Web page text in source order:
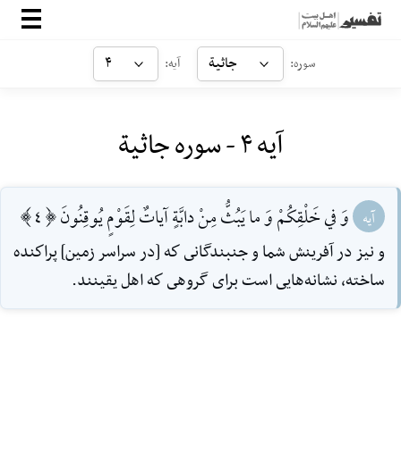
صفحه‌اصلی
ارتباط با ما
سوره: جاثیة آیه: ۴
آیه ۴ - سوره جاثیة
آیه وَ في خَلْقِكُمْ وَ ما يَبُثُّ مِنْ دابَّةٍ آياتٌ لِقَوْمٍ يُوقِنُونَ [4]
و نيز در آفرينش شما و جنبندگانى كه [در سراسر زمين] پراكنده
ساخته، نشانه‌هايى است براى گروهى كه اهل يقينند.